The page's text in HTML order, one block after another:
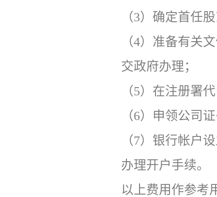
（3）确定首任
（4）准备有关
交政府办理；
（5）在注册署
（6）申领公司
（7）银行帐户
办理开户手续。
以上费用作参考